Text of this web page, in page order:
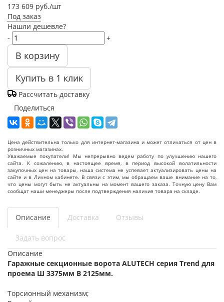
173 609 руб./шт
Под заказ
Нашли дешевле?
-
+
В корзину
Купить в 1 клик
Рассчитать доставку
Поделиться
Цена действительна только для интернет-магазина и может отличаться от цен в
розничных магазинах.
Уважаемые покупатели! Мы непрерывно ведем работу по улучшению нашего
сайта. К сожалению, в настоящее время, в период высокой волатильности
закупочных цен на товары, наша система не успевает актуализировать цены на
сайте и в Личном кабинете. В связи с этим, мы обращаем ваше внимание на то,
что цены могут быть не актуальны на момент вашего заказа. Точную цену Вам
сообщат наши менеджеры после подтверждения наличия товара на складе.
Описание Доставка Отзывы
Задать вопрос
Описание
Гаражные секционные ворота ALUTECH серия Trend для
проема Ш 3375мм В 2125мм.
Торсионный механизм;